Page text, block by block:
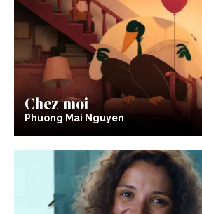
Chez moi
Phuong Mai Nguyen